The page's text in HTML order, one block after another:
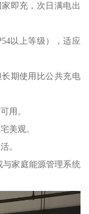
即充，次日满电出
以上等级），适应
期使用比公共充电
用。
美观。
。
与家庭能源管理系统